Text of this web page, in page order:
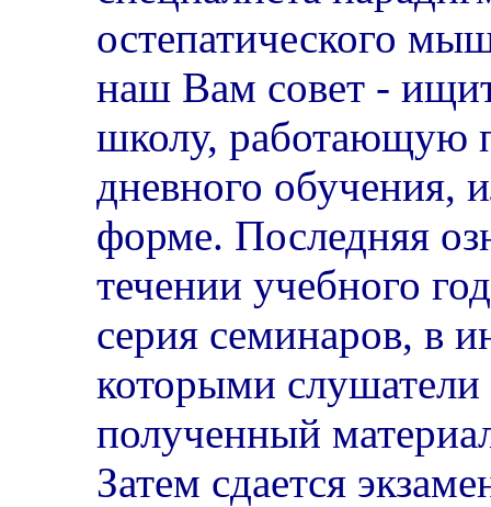
остепатического
наш Вам совет -
школу, работающую
дневного обучения,
форме. Последняя
течении учебного
серия семинаров, в
которыми слушатели
полученный
Затем сдается